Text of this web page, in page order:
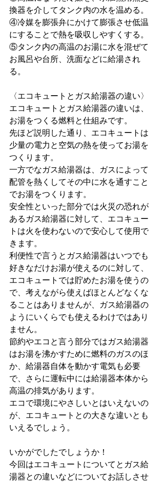
換器を介してタンク内の水を温める。
④冷媒を膨張弁にかけて膨張させ低温
にすることで熱を吸収しやすくする。
⑤タンク内の高温のお湯に水を混ぜて
お風呂や台所、洗面などに給湯され
る。
〈エコキュートとガス給湯器の違い〉
エコキュートとガス給湯器の違いは、
お湯をつくる燃料と仕組みです。
先ほど説明した通り、エコキュートは
少量の電力と空気の熱を使ってお湯を
つくります。
一方でなガス給湯器は、ガスによって
配管を熱くしてその中に水を通すこと
でお湯をつくります。
安全性といった部分では火災の恐れが
あるガス給湯器に対して、エコキュー
トは火を使わないので安心して使用で
きます。
利便性で言うとガス給湯器はいつでも
好きなだけお湯が使えるのに対して、
エコキュートでは貯めたお湯を使うの
で、考えながら使えばほとんどなくな
ることはありませんが、ガス給湯器の
ようにいくらでも使えるわけではあり
ません。
節約やエコと言う部分ではガス給湯器
はお湯を沸かすために燃料のガスのほ
か、給湯器自体を動かす電気も必要
で、さらに運転中には給湯器本体から
高温の排気があります。
エコで環境にやさしいとはいえないの
が、エコキュートとの大きな違いとも
いえるでしょう。
いかがでしたでしょうか！
今回はエコキュートについてとガス給
湯器との違いなどについてお話しさせ